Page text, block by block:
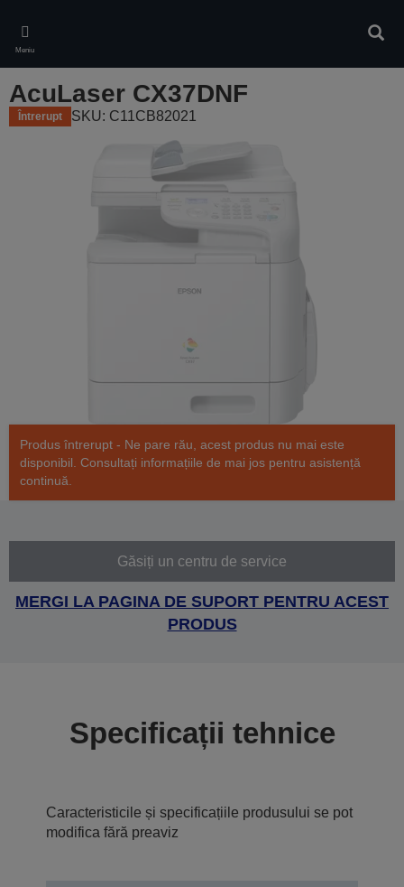
main
content
Meniu
AcuLaser CX37DNF
Întrerupt SKU: C11CB82021
Produs întrerupt - Ne pare rău, acest produs nu mai este
disponibil. Consultați informațiile de mai jos pentru asistență
continuă.
Găsiți un centru de service
MERGI LA PAGINA DE SUPORT PENTRU ACEST
PRODUS
Specificații tehnice
Caracteristicile și specificațiile produsului se pot
modifica fără preaviz